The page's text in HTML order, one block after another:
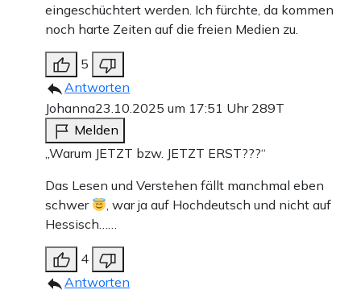
eingeschüchtert werden. Ich fürchte, da kommen
noch harte Zeiten auf die freien Medien zu.
5
Antworten
Johanna23.10.2025 um 17:51 Uhr 289T
Melden
„Warum JETZT bzw. JETZT ERST???“
Das Lesen und Verstehen fällt manchmal eben
schwer
, war ja auf Hochdeutsch und nicht auf
Hessisch……
4
Antworten